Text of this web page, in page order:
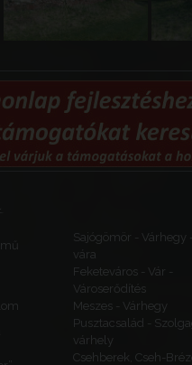
Sajógömör - Várhegy
vára
Feketeváros - Vár -
Városerődítés
Meszes - Várhegy
Pusztacsalád -
várhely
Csehberek, Cseh-